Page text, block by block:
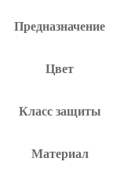
Предназначение
Цвет
Класс защиты
Материал